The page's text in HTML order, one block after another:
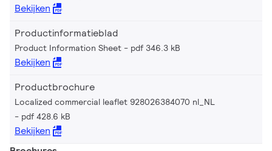
Bekijken
Productinformatieblad
Product Information Sheet pdf 346.3 kB
Bekijken
Productbrochure
Localized commercial leaflet 928026384070 nl_NL
pdf 428.6 kB
Bekijken